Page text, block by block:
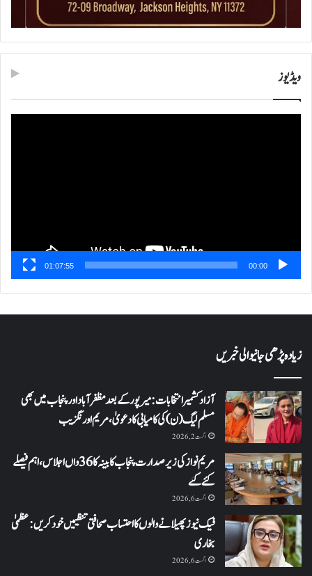
ویڈیوز
00:00
01:07:55
زیادہ پڑھی جانیوالی خبریں
آزاد کشمیر انتخابات: میرپور کے بعد مظفرآباد اور پنجاب میں بھی
مسلم لیگ (ن) کی کامیابی کا دعویٰ، مریم اورنگزیب
اگست 2, 2026
مریم نواز کی زیر صدارت پنجاب کابینہ کا 36واں اجلاس،اہم فیصلے
کئے گئے
اگست 6, 2026
فیک نیوز پھیلانے والوں کا احتساب صحافتی تنظیمیں خود کریں: عظمیٰ
بخاری
اگست 6, 2026